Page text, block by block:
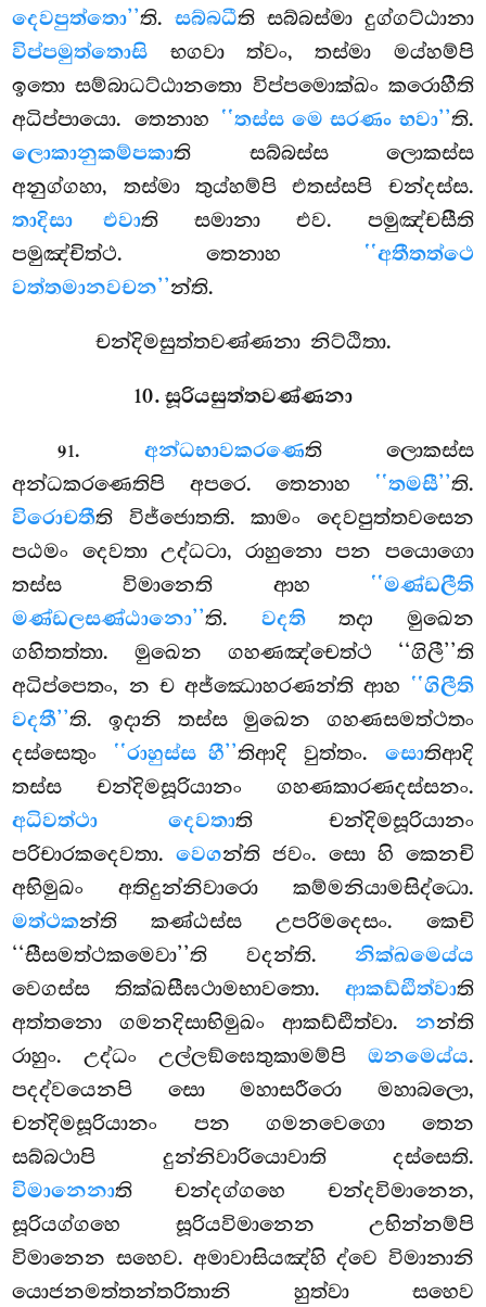
දෙවපුත්තො’’ති.සබ්බධීති සබ්බස්මා දුග්ගට්ඨානා
විප්පමුත්තොසි භගවා ත්වං, තස්මා මය්හම්පි
ඉතො සම්බාධට්ඨානතො විප්පමොක්ඛං කරොහීති
අධිප්පායො. තෙනාහ ‘‘තස්ස මෙ සරණං භවා’’ති.
ලොකානුකම්පකාති සබ්බස්ස ලොකස්ස
අනුග්ගහා, තස්මා තුය්හම්පි එතස්සපි චන්දස්ස.
තාදිසා එවාති සමානා එව. පමුඤ්චසීති
පමුඤ්චිත්ථ. තෙනාහ ‘‘අතීතත්ථෙ
වත්තමානවචන’’න්ති.
චන්දිමසුත්තවණ්ණනා නිට්ඨිතා.
10. සූරියසුත්තවණ්ණනා
91. අන්ධභාවකරණෙති ලොකස්ස
අන්ධකරණෙතිපි අපරෙ. තෙනාහ ‘‘තමසී’’ති.
විරොචතීති විජ්ජොතති. කාමං දෙවපුත්තවසෙන
පඨමං දෙවතා උද්ධටා, රාහුනො පන පයොගො
තස්ස විමානෙති ආහ ‘‘මණ්ඩලීති
මණ්ඩලසණ්ඨානො’’ති. වදතිතදා මුඛෙන
ගහිතත්තා. මුඛෙන ගහණඤ්චෙත්ථ ‘‘ගිලී’’ති
අධිප්පෙතං, න ච අජ්ඣොහරණන්ති ආහ ‘‘ගිලීති
වදතී’’ති. ඉදානි තස්ස මුඛෙන ගහණසමත්ථතං
දස්සෙතුං ‘‘රාහුස්ස හී’’තිආදි වුත්තං. සොතිආදි
තස්ස චන්දිමසූරියානං ගහණකාරණදස්සනං.
අධිවත්ථා දෙවතාති චන්දිමසූරියානං
පරිචාරකදෙවතා.වෙගන්ති ජවං. සො හි කෙනචි
අභිමුඛං අතිදුන්නිවාරො කම්මනියාමසිද්ධො.
මත්ථකන්ති කණ්ඨස්ස උපරිමදෙසං. කෙචි
‘‘සීසමත්ථකමෙවා’’ති වදන්ති. නික්ඛමෙය්ය
වෙගස්ස තික්ඛසීඝථාමභාවතො. ආකඩ්ඪිත්වාති
අත්තනො ගමනදිසාභිමුඛං ආකඩ්ඪිත්වා. නන්ති
රාහුං. උද්ධං උල්ලඞ්ඝෙතුකාමම්පි ඔනමෙය්ය.
පදද්වයෙනපි සො මහාසරීරො මහාබලො,
චන්දිමසූරියානං පන ගමනවෙගො තෙන
සබ්බථාපි දුන්නිවාරියොවාති දස්සෙති.
විමානෙනාති චන්දග්ගහෙ චන්දවිමානෙන,
සූරියග්ගහෙ සූරියවිමානෙන උභින්නම්පි
විමානෙන සහෙව. අමාවාසියඤ්හි ද්වෙ විමානානි
යොජනමත්තන්තරිතානි හුත්වා සහෙව